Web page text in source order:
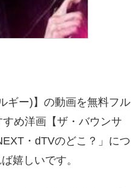
ギー)】の動画を無料フル
め洋画【ザ・バウンサ
・dTVのどこ？」につ
嬉しいです。